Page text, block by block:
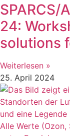
SPARCS/
24:
solutions
Weiterlesen »
25. April 2024